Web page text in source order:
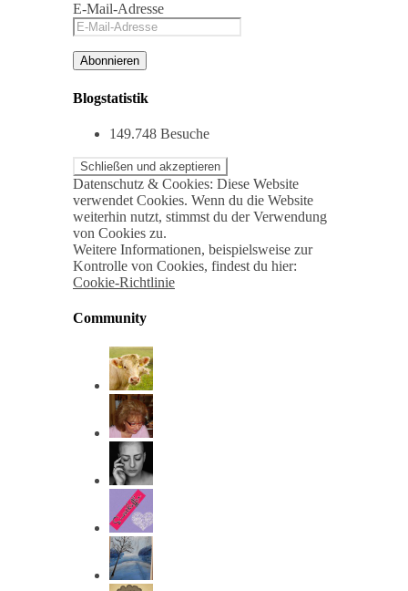
E-Mail-Adresse
Abonnieren
Blogstatistik
149.748 Besuche
Datenschutz & Cookies: Diese Website
verwendet Cookies. Wenn du die Website
weiterhin nutzt, stimmst du der Verwendung
von Cookies zu.
Weitere Informationen, beispielsweise zur
Kontrolle von Cookies, findest du hier:
Cookie-Richtlinie
Community